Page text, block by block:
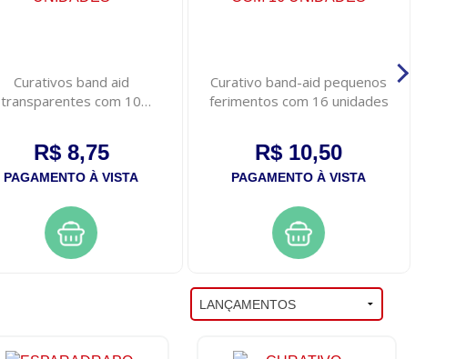
Curativos band aid
transparentes com 10
R$ 8,75
PAGAMENTO À VISTA
Curativo band-aid pequenos
ferimentos com 16 unidades
R$ 10,50
PAGAMENTO À VISTA